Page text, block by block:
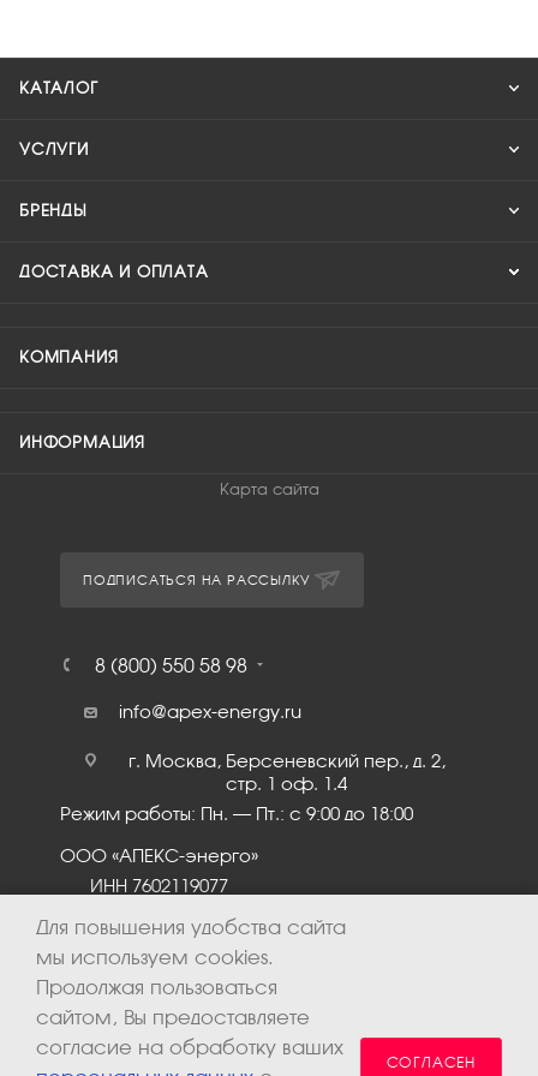
КАТАЛОГ
УСЛУГИ
БРЕНДЫ
ДОСТАВКА И ОПЛАТА
КОМПАНИЯ
ИНФОРМАЦИЯ
Карта сайта
ПОДПИСАТЬСЯ НА РАССЫЛКУ
8 (800) 550 58 98
info@apex-energy.ru
г. Москва, Берсеневский пер., д. 2,
стр. 1 оф. 1.4
Режим работы: Пн. – Пт.: с 9:00 до 18:00
ООО «АПЕКС-энерго»
ИНН 7602119077
Для повышения удобства сайта
мы используем cookies.
Продолжая пользоваться
сайтом, Вы предоставляете
согласие на обработку ваших
СОГЛАСЕН